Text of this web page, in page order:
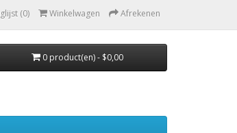
(0) Winkelwagen Afrekenen
0 product(en) - $0,00